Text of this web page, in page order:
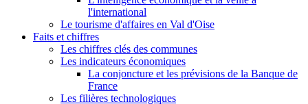
l'international
Le tourisme d'affaires en Val d'Oise
Faits et chiffres
Les chiffres clés des communes
Les indicateurs économiques
La conjoncture et les prévisions de la Banque de
France
Les filières technologiques